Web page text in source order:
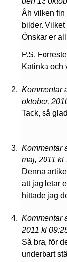
Åh vilken fin
bilder. Vilket
Önskar er
P.S.
Katinka och
Kommentar
oktober,
Tack, så
Kommentar
maj, 2011 kl
Denna
att jag letar
hittade jag
Kommentar
2011 kl
Så bra, för
underbart